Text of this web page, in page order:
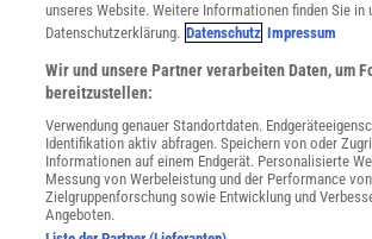
Impressum
Angebote für Schulen
Angebote für Institutionen
Sprachen lernen mit Gymglish
Lexika
Für Spektrum schreiben
Zugänglichkeitserklärung
unseres Website. Weitere Informationen finden Sie in
Datenschutzerklärung. Datenschutz Impressum
Wir und unsere Partner verarbeiten Daten, um
bereitzustellen:
Verwendung genauer Standortdaten.
Identifikation aktiv abfragen. Speichern von oder
Informationen auf einem Endgerät. Personalisierte
Messung von Werbeleistung und der Performance
Zielgruppenforschung sowie Entwicklung und
Angeboten.